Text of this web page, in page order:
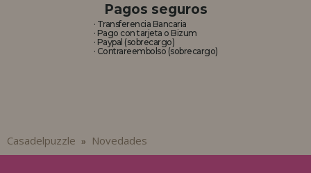
Pagos seguros
· Transferencia Bancaria
· Pago con tarjeta o Bizum
· Paypal (sobrecargo)
· Contrareembolso (sobrecargo)
Casadelpuzzle » Novedades